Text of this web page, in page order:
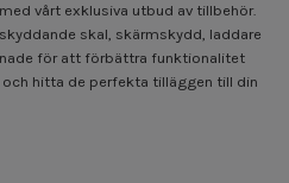
vårt exklusiva utbud av tillbehör.
skal, skärmskydd, laddare
för att förbättra funktionalitet
hitta de perfekta tilläggen till din